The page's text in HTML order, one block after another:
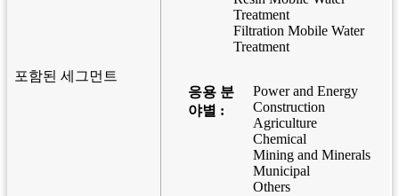
포함된 세그먼트
Treatment
Filtration Mobile Water
Treatment
응용 분
야별 :
Power and Energy
Construction
Agriculture
Chemical
Mining and Minerals
Municipal
Others